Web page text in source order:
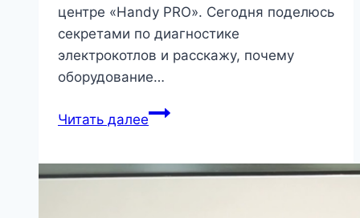
центре «Handy PRO». Сегодня поделюсь
секретами по диагностике
электрокотлов и расскажу, почему
оборудование…
Читать далееОткуда
в